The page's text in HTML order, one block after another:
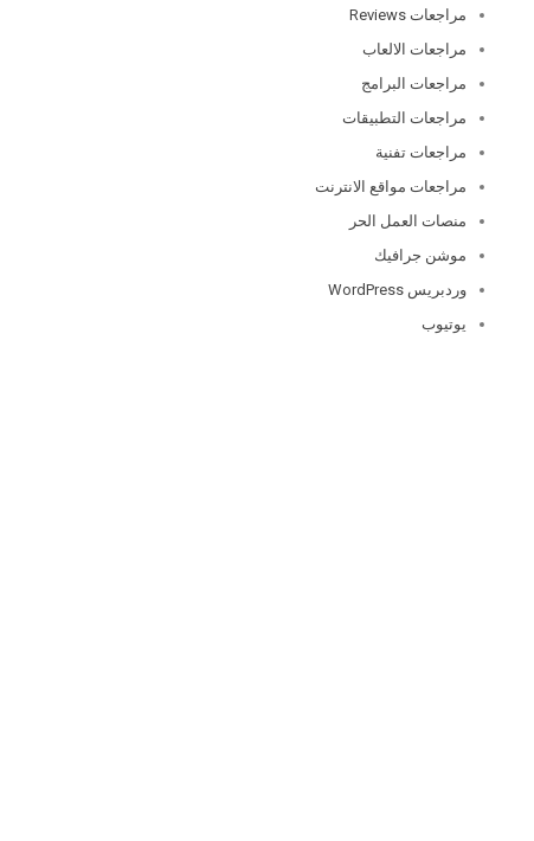
مراجعات Reviews
مراجعات الالعاب
مراجعات البرامج
مراجعات التطبيقات
مراجعات تفنية
مراجعات مواقع الانترنت
منصات العمل الحر
موشن جرافيك
وردبريس WordPress
يوتيوب